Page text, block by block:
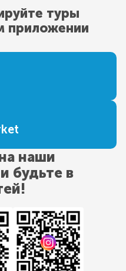
туры
приложении
наши
будьте в